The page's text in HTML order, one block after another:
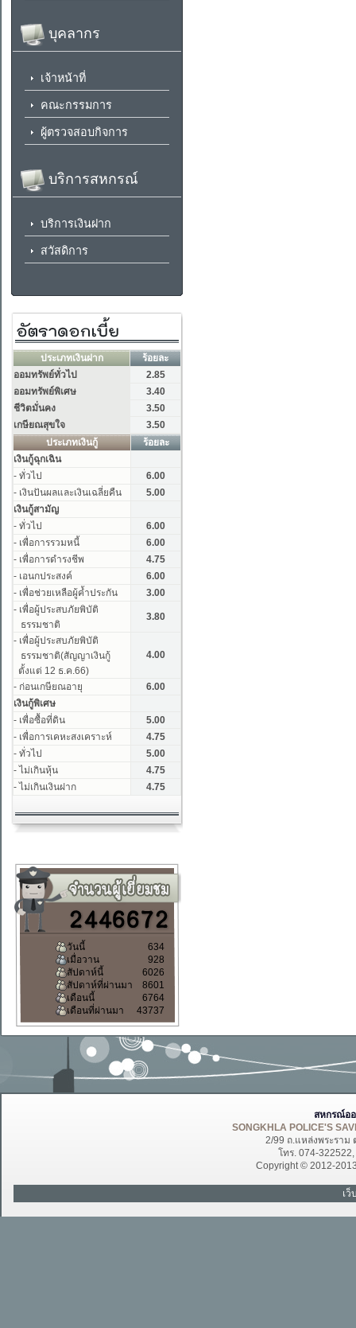
บุคลากร
เจ้าหน้าที่
คณะกรรมการ
ผู้ตรวจสอบกิจการ
บริการสหกรณ์
บริการเงินฝาก
สวัสดิการ
วันนี้
634
เมื่อวาน
928
สัปดาห์นี้
6026
สัปดาห์ที่ผ่านมา
8601
เดือนนี้
6764
เดือนที่ผ่านมา
43737
สหกรณ์อ
SONGKHLA POLICE'S
2/99 ถ.แหล่งพระราม
โทร. 074-
Copyright © 2012-
เ